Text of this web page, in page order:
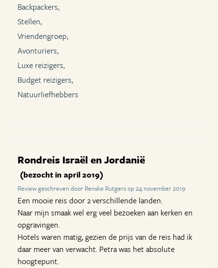
Backpackers,
Stellen,
Vriendengroep,
Avonturiers,
Luxe reizigers,
Budget reizigers,
Natuurliefhebbers
Rondreis Israël en Jordanië
(bezocht in april 2019)
Review geschreven door Renske Rutgers op 24 november 2019
Een mooie reis door 2 verschillende landen.
Naar mijn smaak wel erg veel bezoeken aan kerken en
opgravingen.
Hotels waren matig, gezien de prijs van de reis had ik
daar meer van verwacht. Petra was het absolute
hoogtepunt.